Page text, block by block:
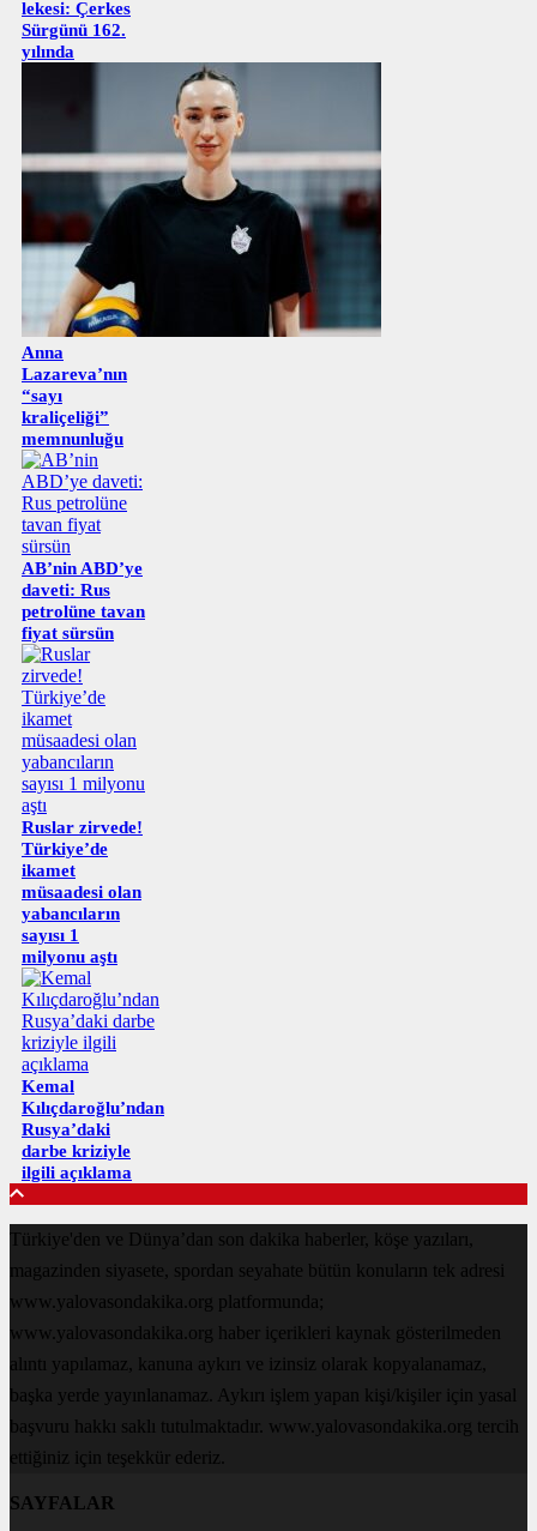
lekesi: Çerkes
Sürgünü 162.
yılında
Anna
Lazareva’nın
“sayı
kraliçeliği”
memnunluğu
AB’nin ABD’ye
daveti: Rus
petrolüne tavan
fiyat sürsün
Ruslar zirvede!
Türkiye’de
ikamet
müsaadesi olan
yabancıların
sayısı 1
milyonu aştı
Kemal
Kılıçdaroğlu’ndan
Rusya’daki
darbe kriziyle
ilgili açıklama
Türkiye'den ve Dünya’dan son dakika haberler, köşe yazıları,
magazinden siyasete, spordan seyahate bütün konuların tek adresi
www.yalovasondakika.org platformunda;
www.yalovasondakika.org haber içerikleri kaynak gösterilmeden
alıntı yapılamaz, kanuna aykırı ve izinsiz olarak kopyalanamaz,
başka yerde yayınlanamaz. Aykırı işlem yapan kişi/kişiler için yasal
başvuru hakkı saklı tutulmaktadır. www.yalovasondakika.org tercih
ettiğiniz için teşekkür ederiz.
SAYFALAR